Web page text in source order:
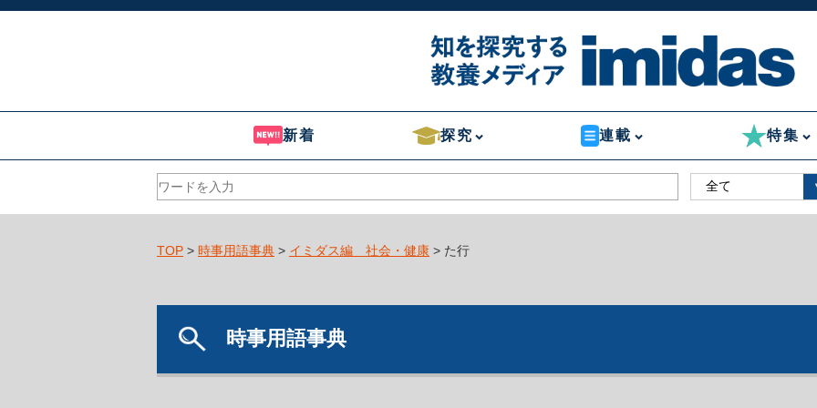
新着 探究 連載 特集
TOP > 時事用語事典 > イミダス編 社会・健康 > た行
時事用語事典